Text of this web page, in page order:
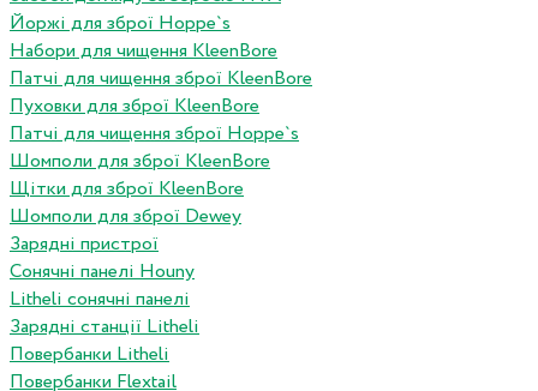
Йоржі для зброї Hoppe`s
Набори для чищення KleenBore
Патчі для чищення зброї KleenBore
Пуховки для зброї KleenBore
Патчі для чищення зброї Hoppe`s
Шомполи для зброї KleenBore
Щітки для зброї KleenBore
Шомполи для зброї Dewey
Зарядні пристрої
Сонячні панелі Houny
Litheli сонячні панелі
Зарядні станції Litheli
Повербанки Litheli
Повербанки Flextail